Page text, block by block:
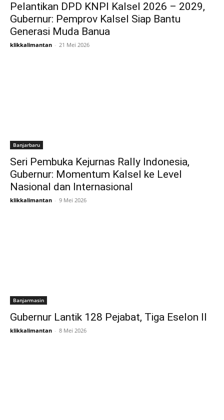
Pelantikan DPD KNPI Kalsel 2026 – 2029,
Gubernur: Pemprov Kalsel Siap Bantu
Generasi Muda Banua
klikkalimantan - 21 Mei 2026
Banjarbaru
Seri Pembuka Kejurnas Rally Indonesia,
Gubernur: Momentum Kalsel ke Level
Nasional dan Internasional
klikkalimantan - 9 Mei 2026
Banjarmasin
Gubernur Lantik 128 Pejabat, Tiga Eselon II
klikkalimantan - 8 Mei 2026